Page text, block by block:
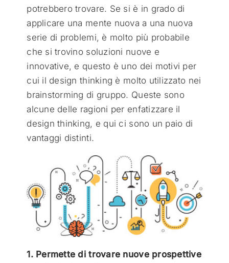
potrebbero trovare. Se si è in grado di
applicare una mente nuova a una nuova
serie di problemi, è molto più probabile
che si trovino soluzioni nuove e
innovative, e questo è uno dei motivi per
cui il design thinking è molto utilizzato nei
brainstorming di gruppo. Queste sono
alcune delle ragioni per enfatizzare il
design thinking, e qui ci sono un paio di
vantaggi distinti.
1. Permette di trovare nuove prospettive